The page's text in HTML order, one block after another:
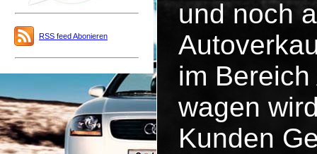
RSS feed Abonieren
und noch
im
wagen
Kunden